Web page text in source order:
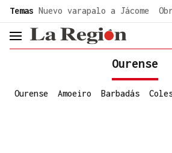
Temas Nuevo varapalo a Jácome
header.menu.open
Ourense
Ourense Amoeiro Barbadás